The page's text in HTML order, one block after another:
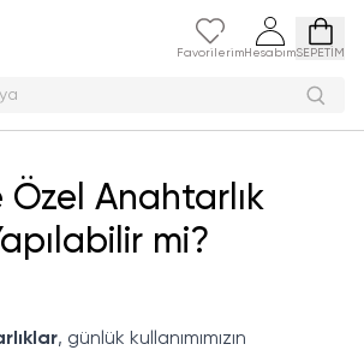
Favorilerim HesabımSEPETİM
Özel Anahtarlık
mi?
, günlük kullanımımızın